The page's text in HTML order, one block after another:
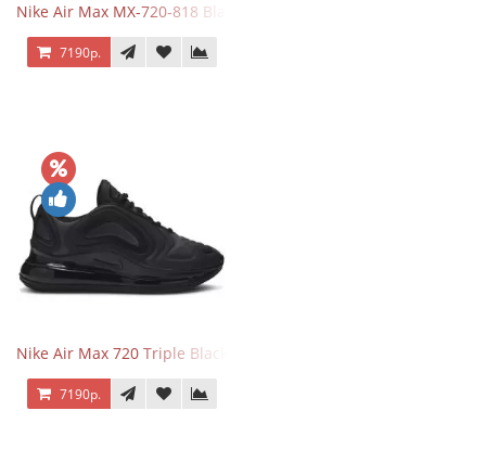
Nike Air Max MX-720-818 Black
7190р.
Nike Air Max 720 Triple Black
7190р.